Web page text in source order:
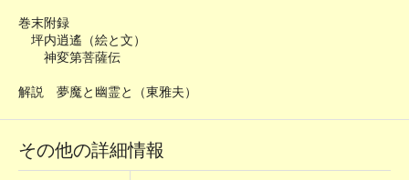
巻末附録
坪内逍遙（絵と文）
神変第菩薩伝
解説 夢魔と幽霊と（東雅夫）
その他の詳細情報